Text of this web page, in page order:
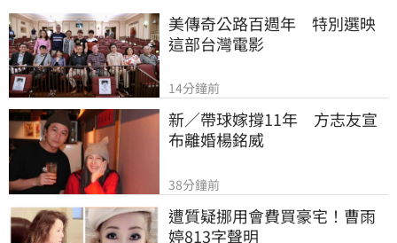
美傳奇公路百週年　特別選映
這部台灣電影
14分鐘前
新／帶球嫁撐11年　方志友宣
布離婚楊銘威
38分鐘前
遭質疑挪用會費買豪宅！曹雨
婷813字聲明